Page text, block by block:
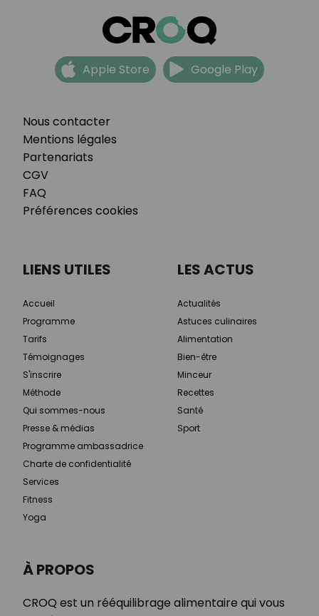
Nous contacter
Mentions légales
Partenariats
CGV
FAQ
Préférences cookies
Apple Store Google Play
À PROPOS
CROQ est un rééquilibrage alimentaire qui vous
LIENS UTILES
Accueil
Programme
Tarifs
Témoignages
S'inscrire
Méthode
Qui sommes-nous
Presse & médias
Programme ambassadrice
Charte de confidentialité
Services
Fitness
Yoga
LES ACTUS
Actualités
Astuces culinaires
Alimentation
Bien-être
Minceur
Recettes
Santé
Sport